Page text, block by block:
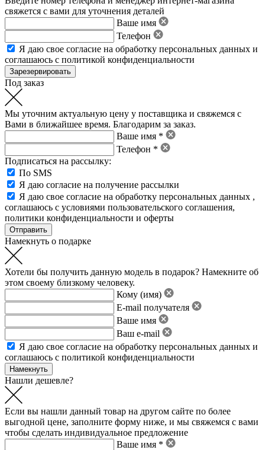
свяжется с вами для уточнения деталей
Ваше имя
Телефон
Я даю свое согласие на обработку персональных данных и
соглашаюсь с политикой конфиденциальности
Под заказ
Мы уточним актуальную цену у поставщика и свяжемся с
Вами в ближайшее время. Благодарим за заказ.
Ваше имя *
Телефон *
Подписаться на рассылку:
По SMS
Я даю согласие на получение рассылки
Я даю свое согласие на обработку персональных данных ,
соглашаюсь с условиями пользовательского соглашения,
политики конфиденциальности и оферты
Намекнуть о подарке
Хотели бы получить данную модель в подарок? Намекните об
этом своему близкому человеку.
Кому (имя)
E-mail получателя
Ваше имя
Ваш e-mail
Я даю свое согласие на обработку персональных данных и
соглашаюсь с политикой конфиденциальности
Нашли дешевле?
Если вы нашли данный товар на другом сайте по более
выгодной цене, заполните форму ниже, и мы свяжемся с вами
чтобы сделать индивидуальное предложение
Ваше имя *